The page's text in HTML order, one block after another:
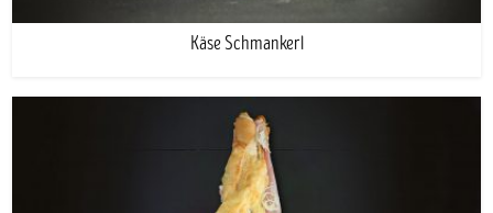
Käse Schmankerl